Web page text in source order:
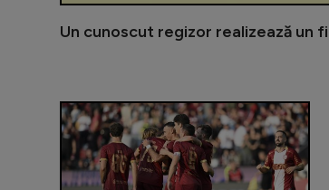
Un cunoscut regizor realizează un